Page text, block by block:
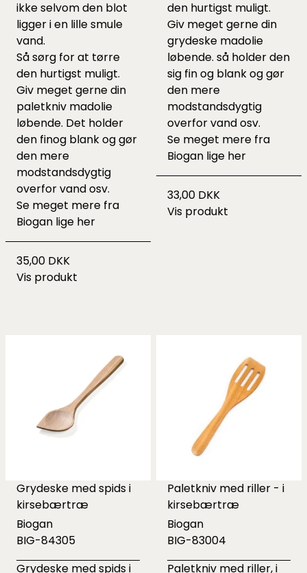
ikke selvom den blot
ligger i en lille smule
vand.
Så sørg for at tørre
den hurtigst muligt.
Giv meget gerne din
paletkniv madolie
løbende. Det holder
den finog blank og gør
den mere
modstandsdygtig
overfor vand osv.
Se meget mere fra
Biogan lige her
35,00 DKK
Vis produkt
den hurtigst muligt.
Giv meget gerne din
grydeske madolie
løbende. så holder den
sig fin og blank og gør
den mere
modstandsdygtig
overfor vand osv.
Se meget mere fra
Biogan lige her
33,00 DKK
Vis produkt
Grydeske med spids i
kirsebærtræ
Biogan
BIG-84305
Grydeske med spids i
Paletkniv med riller - i
kirsebærtræ
Biogan
BIG-83004
Paletkniv med riller, i